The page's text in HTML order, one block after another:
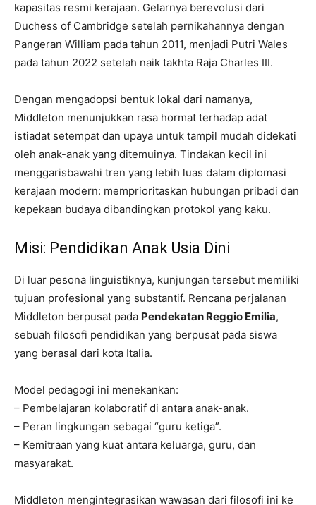
kapasitas resmi kerajaan. Gelarnya berevolusi dari
Duchess of Cambridge setelah pernikahannya dengan
Pangeran William pada tahun 2011, menjadi Putri Wales
pada tahun 2022 setelah naik takhta Raja Charles III.
Dengan mengadopsi bentuk lokal dari namanya,
Middleton menunjukkan rasa hormat terhadap adat
istiadat setempat dan upaya untuk tampil mudah didekati
oleh anak-anak yang ditemuinya. Tindakan kecil ini
menggarisbawahi tren yang lebih luas dalam diplomasi
kerajaan modern: memprioritaskan hubungan pribadi dan
kepekaan budaya dibandingkan protokol yang kaku.
Misi: Pendidikan Anak Usia Dini
Di luar pesona linguistiknya, kunjungan tersebut memiliki
tujuan profesional yang substantif. Rencana perjalanan
Middleton berpusat pada Pendekatan Reggio Emilia,
sebuah filosofi pendidikan yang berpusat pada siswa
yang berasal dari kota Italia.
Model pedagogi ini menekankan:
– Pembelajaran kolaboratif di antara anak-anak.
– Peran lingkungan sebagai “guru ketiga”.
– Kemitraan yang kuat antara keluarga, guru, dan
masyarakat.
Middleton mengintegrasikan wawasan dari filosofi ini ke